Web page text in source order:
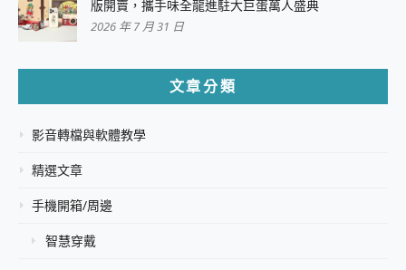
版開賣，攜手味全龍進駐大巨蛋萬人盛典
2026 年 7 月 31 日
文章分類
影音轉檔與軟體教學
精選文章
手機開箱/周邊
智慧穿戴